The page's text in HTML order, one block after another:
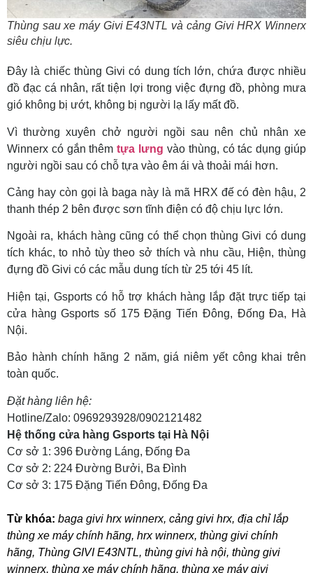
Thùng sau xe máy Givi E43NTL và cảng Givi HRX Winnerx
siêu chịu lực.
Đây là chiếc thùng Givi có dung tích lớn, chứa được nhiều
đồ đạc cá nhân, rất tiện lợi trong việc đựng đồ, phòng mưa
gió không bị ướt, không bị người lạ lấy mất đồ.
Vì thường xuyên chở người ngồi sau nên chủ nhân xe
Winnerx có gắn thêm tựa lưng vào thùng, có tác dụng giúp
người ngồi sau có chỗ tựa vào êm ái và thoải mái hơn.
Cảng hay còn gọi là baga này là mã HRX đế có đèn hậu, 2
thanh thép 2 bên được sơn tĩnh điện có độ chịu lực lớn.
Ngoài ra, khách hàng cũng có thể chọn thùng Givi có dung
tích khác, to nhỏ tùy theo sở thích và nhu cầu, Hiện, thùng
đựng đồ Givi có các mẫu dung tích từ 25 tới 45 lít.
Hiện tại, Gsports có hỗ trợ khách hàng lắp đặt trực tiếp tại
cửa hàng Gsports số 175 Đặng Tiến Đông, Đống Đa, Hà
Nội.
Bảo hành chính hãng 2 năm, giá niêm yết công khai trên
toàn quốc.
Đặt hàng liên hệ:
Hotline/Zalo: 0969293928/0902121482
Hệ thống cửa hàng Gsports tại Hà Nội
Cơ sở 1: 396 Đường Láng, Đống Đa
Cơ sở 2: 224 Đường Bưởi, Ba Đình
Cơ sở 3: 175 Đặng Tiến Đông, Đống Đa
Từ khóa: baga givi hrx winnerx, cảng givi hrx, địa chỉ lắp
thùng xe máy chính hãng, hrx winnerx, thùng givi chính
hãng, Thùng GIVI E43NTL, thùng givi hà nội, thùng givi
winnerx, thùng xe máy chính hãng, thùng xe máy givi